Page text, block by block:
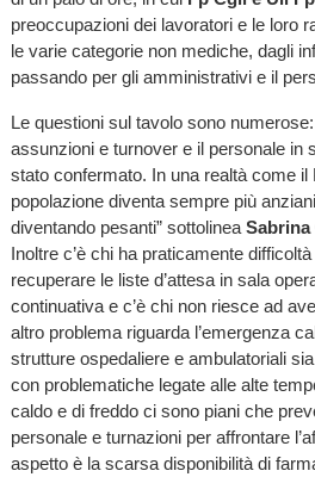
preoccupazioni dei lavoratori e le loro
le varie categorie non mediche, dagli
passando per gli amministrativi e il
Le questioni sul tavolo sono
assunzioni e turnover e il personale in
stato confermato. In una realtà come il
popolazione diventa sempre più
diventando pesanti” sottolinea Sabrina
Inoltre c’è chi ha praticamente
recuperare le liste d’attesa in sala
continuativa e c’è chi non riesce ad
altro problema riguarda l’emergenza
strutture ospedaliere e ambulatoriali
con problematiche legate alle alte
caldo e di freddo ci sono piani che
personale e turnazioni per affrontare
aspetto è la scarsa disponibilità di